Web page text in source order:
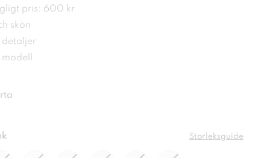
pris: 600 kr
skön
Storleksguide